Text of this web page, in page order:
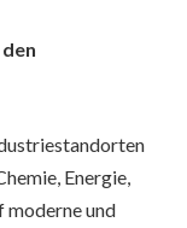
Energie,
und